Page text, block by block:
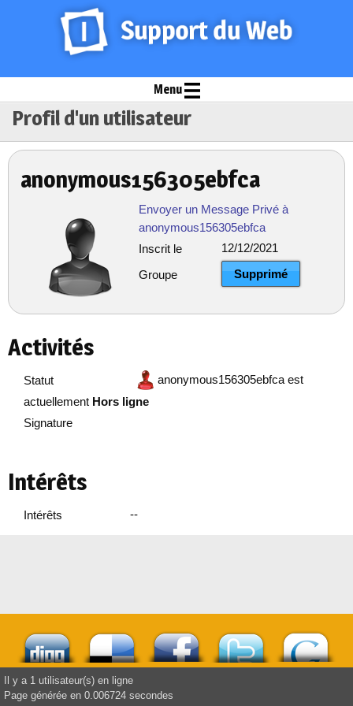
Menu
Profil d'un utilisateur
anonymous156305ebfca
Envoyer un Message Privé à
anonymous156305ebfca
Inscrit le
12/12/2021
Groupe Supprimé
Activités
Statut
anonymous156305ebfca est
actuellement Hors ligne
Signature
Intérêts
Intérêts --
Il y a 1 utilisateur(s) en ligne
Page générée en 0.006724 secondes